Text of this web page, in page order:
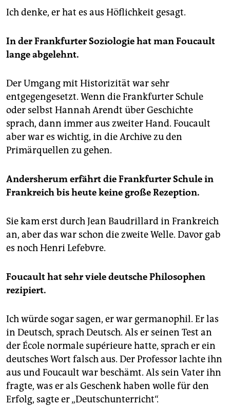
Ich denke, er hat es aus Höflichkeit gesagt.
In der Frankfurter Soziologie hat man Foucault
lange abgelehnt.
Der Umgang mit Historizität war sehr
entgegengesetzt. Wenn die Frankfurter Schule
oder selbst Hannah Arendt über Geschichte
sprach, dann immer aus zweiter Hand. Foucault
aber war es wichtig, in die Archive zu den
Primärquellen zu gehen.
Andersherum erfährt die Frankfurter Schule in
Frankreich bis heute keine große Rezeption.
Sie kam erst durch Jean Baudrillard in Frankreich
an, aber das war schon die zweite Welle. Davor gab
es noch Henri Lefebvre.
Foucault hat sehr viele deutsche Philosophen
rezipiert.
Ich würde sogar sagen, er war germanophil. Er las
in Deutsch, sprach Deutsch. Als er seinen Test an
der École normale supérieure hatte, sprach er ein
deutsches Wort falsch aus. Der Professor lachte ihn
aus und Foucault war beschämt. Als sein Vater ihn
fragte, was er als Geschenk haben wolle für den
Erfolg, sagte er „Deutschunterricht“.